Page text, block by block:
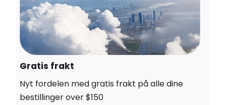
Gratis frakt
Nyt fordelen med gratis frakt på alle dine
bestillinger over $150